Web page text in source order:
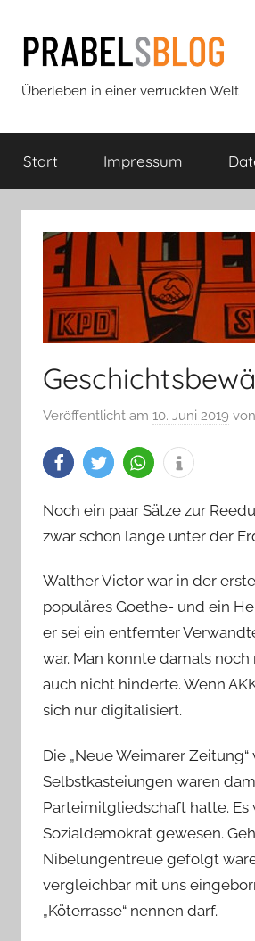
Inhalt
springen
Prabels
Blog
Überleben in einer verrückten Welt
Start Impressum
Veröffentlicht am 10. Juni 2019 von
Noch ein paar Sätze zur
zwar schon lange unter der
Walther Victor war in der
populäres Goethe- und ein
er sei ein entfernter
war. Man konnte damals
auch nicht hinderte. Wenn
sich nur digitalisiert.
Die „Neue Weimarer
Selbstkasteiungen waren
Parteimitgliedschaft hatte.
Sozialdemokrat gewesen.
Nibelungentreue gefolgt
vergleichbar mit uns
„Köterrasse“ nennen darf.